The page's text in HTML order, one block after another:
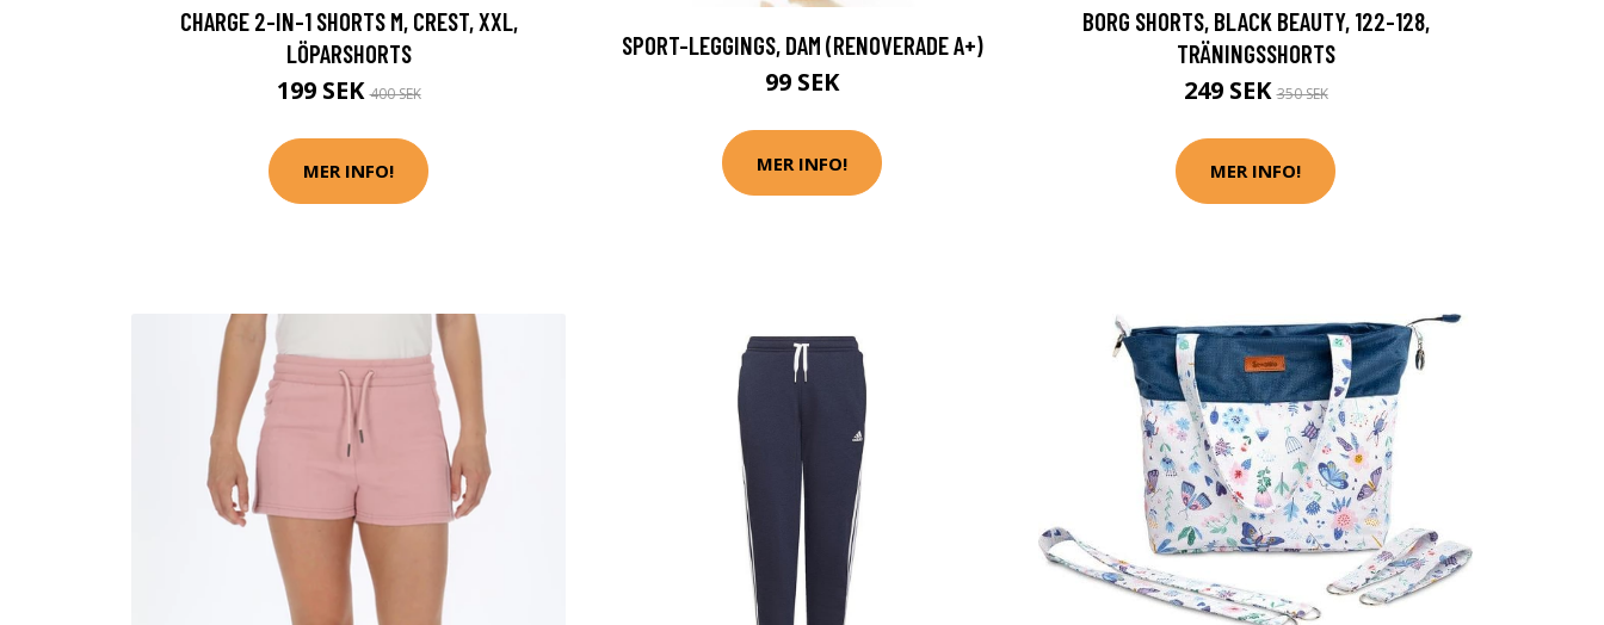
CHARGE 2-IN-1 SHORTS M, CREST, XXL,
LÖPARSHORTS
199 SEK400 SEK
MER INFO!
SPORT-LEGGINGS, DAM (RENOVERADE A+)
99 SEK
MER INFO!
BORG SHORTS, BLACK BEAUTY, 122-128,
TRÄNINGSSHORTS
249 SEK350 SEK
MER INFO!